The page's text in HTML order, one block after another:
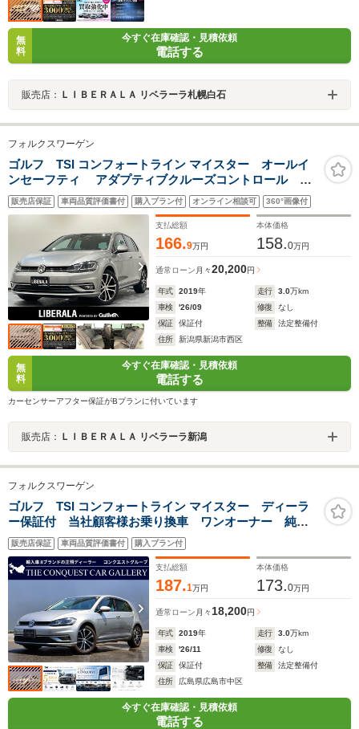
無
料
今すぐ在庫確認・見積依頼
電話する
販売店： ＬＩＢＥＲＡＬＡ リベラーラ札幌白石
フォルクスワーゲン
ゴルフ TSI コンフォートライン マイスター オールイ
ンセーフティ アダプティブクルーズコントロール レ
ーンキープアシストシステム Volkswagen純正インフォテ
イメントシステムDiscover Pro 地デジTV受信 ドライブ
レコーダー LEDヘッドライト ETC2.0
販売店保証 車両品質評価書付 購入プラン付 オンライン相談可 360°画像付
支払総額
166.9万円
本体価格
158.0万円
通常ローン 月々20,200円
年式 2019年 走行 3.0万km
車検
'26/09 修復
なし
保証
保証付 整備
法定整備付
住所
新潟県新潟市西区
無
料
今すぐ在庫確認・見積依頼
電話する
カーセンサーアフター保証がBプランに付いています
販売店： ＬＩＢＥＲＡＬＡ リベラーラ新潟
フォルクスワーゲン
ゴルフ TSI コンフォートライン マイスター ディーラ
ー保証付 当社顧客様お乗り換車 ワンオーナー 純正
ドラレコ前後 LEDヘッドライト デジタルメーター
販売店保証 車両品質評価書付 購入プラン付
支払総額
187.1万円
本体価格
173.0万円
通常ローン 月々 18,200円
年式 2019年 走行 3.0万km
車検
'26/11 修復
なし
保証
保証付 整備
法定整備付
住所
広島県広島市中区
今すぐ在庫確認・見積依頼
電話する